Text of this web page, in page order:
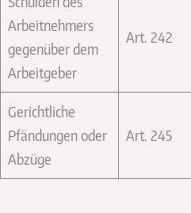
Arbeitnehmers
gegenüber dem
Arbeitgeber
Art. 242
Gerichtliche
Pfändungen oder
Abzüge
Art. 245